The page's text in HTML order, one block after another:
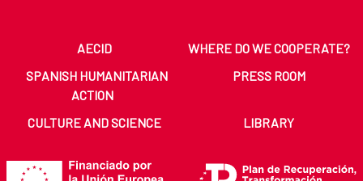
AECID
WHERE DO WE COOPERATE?
SPANISH HUMANITARIAN
ACTION
PRESS ROOM
CULTURE AND SCIENCE LIBRARY